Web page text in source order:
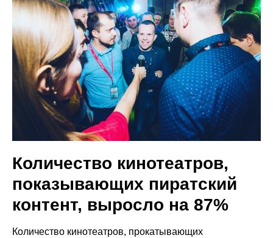
Количество кинотеатров,
показывающих пиратский
контент, выросло на 87%
Количество кинотеатров, прокатывающих